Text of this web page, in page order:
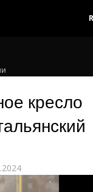
кресло